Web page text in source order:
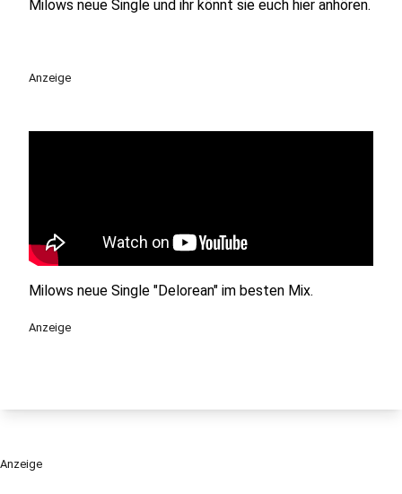
Milows neue Single und ihr könnt sie euch hier anhören.
Anzeige
Milows neue Single "Delorean" im besten Mix.
Anzeige
Anzeige